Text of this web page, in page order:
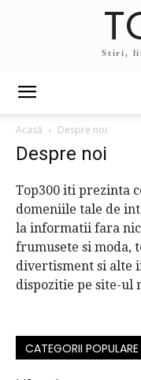
Stiri,
Acasă Despre noi
Despre noi
Top300 iti prezinta
domeniile tale de
la informatii fara
frumusete si moda,
divertisment si alte
dispozitie pe site-ul
CATEGORII POPULARE